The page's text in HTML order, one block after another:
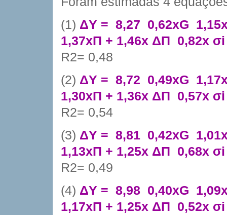
(1) ΔY =  8,27  0,62xG 
1,37xΠ + 1,46x ΔΠ  0,82x σi
R2= 0,48
(2) ΔY =  8,72  0,49xG 
1,30xΠ + 1,36x ΔΠ  0,57x
R2= 0,54
(3) ΔY =  8,81  0,42xG 
1,13xΠ + 1,25x ΔΠ  0,68x
R2= 0,49
(4) ΔY =  8,98  0,40xG 
1,17xΠ + 1,25x ΔΠ  0,52x